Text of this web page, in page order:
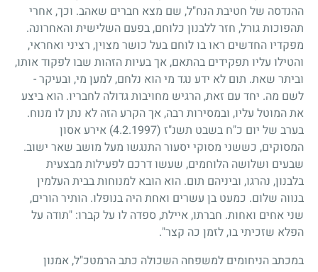
ההנדסה של חטיבת הנח"ל, שם מצא חברים שאהב. וכך, אחרי
תהפוכות גורל, חזר ללבנון כלוחם, בפעם השלישית והאחרונה.
מפקדיו החדשים ראו בו לוחם בעל כושר מצוין, רציני ואחראי,
והטילו עליו תפקידים בהתאם, אך בעיות הזהות שבו לפקוד אותו,
וביתר שאת. תום לא ידע נגד מי הוא נלחם, למען מי, ובעיקר -
לשם מה. יחד עם זאת, הרגיש מחויבות גדולה לחבריו. הוא ביצע
את המוטל עליו, ובמסירות רבה, אך הקרע הזה לא נתן לו מנוח.
בערב של יום כ"ח בשבט תשנ"ז (4.2.1997)
אירע אסון
המסוקים, כששני מסוקי יסעור התנגשו מעל מושב שאר ישוב.
שבעים ושלושה הלוחמים, שעשו דרכם לפעילות מבצעית
בלבנון, נהרגו, וביניהם תום. הוא הובא למנוחות בבית העלמין
בנווה שלום. כמעט בן עשרים ואחת היה בנופלו. הותיר הורים,
שני אחים ואחות. חברתו, איילת, ספדה לו על קברו: "תודה על
הפלא שזכיתי בו, לזמן כה קצר".
במכתב הניחומים למשפחה השכולה כתב הרמטכ"ל, אמנון